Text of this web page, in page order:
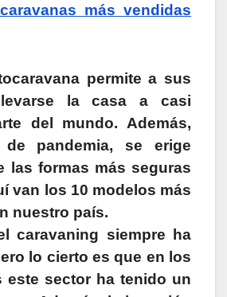
más vendidas
permite a sus
la casa a casi
del mundo. Además,
pandemia, se erige
las formas más seguras
van los 10 modelos más
nuestro país.
caravaning siempre ha
lo cierto es que en los
este sector ha tenido un